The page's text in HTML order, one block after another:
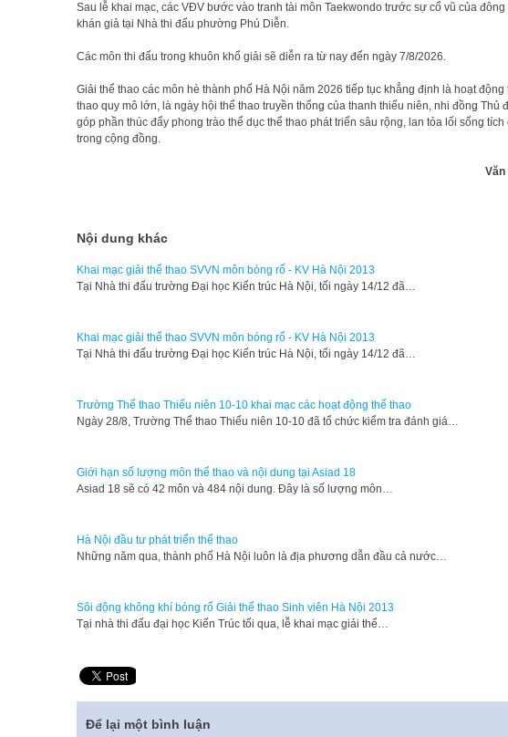
Sau lễ khai mạc, các VĐV bước vào tranh tài môn Taekwondo trước sự cổ vũ của đông
khán giả tại Nhà thi đấu phường Phú Diễn.
Các môn thi đấu trong khuôn khổ giải sẽ diễn ra từ nay đến ngày 7/8/2026.
Giải thể thao các môn hè thành phố Hà Nội năm 2026 tiếp tục khẳng định là hoạt động
thao quy mô lớn, là ngày hội thể thao truyền thống của thanh thiếu niên, nhi đồng Thủ
góp phần thúc đẩy phong trào thể dục thể thao phát triển sâu rộng, lan tỏa lối sống tích
trong cộng đồng.
Văn
Nội dung khác
Khai mạc giải thể thao SVVN môn bóng rổ - KV Hà Nội 2013
​Tại Nhà thi đấu trường Đại học Kiến trúc Hà Nội, tối ngày 14/12 đã…
Khai mạc giải thể thao SVVN môn bóng rổ - KV Hà Nội 2013
​Tại Nhà thi đấu trường Đại học Kiến trúc Hà Nội, tối ngày 14/12 đã…
Trường Thể thao Thiếu niên 10-10 khai mạc các hoạt động thể thao
Ngày 28/8, Trường Thể thao Thiếu niên 10-10 đã tổ chức kiểm tra đánh giá…
Giới hạn số lượng môn thể thao và nội dung tại Asiad 18
Asiad 18 sẽ có 42 môn và 484 nội dung. Đây là số lượng môn…
Hà Nội đầu tư phát triển thể thao
Những năm qua, thành phố Hà Nội luôn là địa phương dẫn đầu cả nước…
Sôi động không khí bóng rổ Giải thể thao Sinh viên Hà Nội 2013
Tại nhà thi đấu đại học Kiến Trúc tối qua, lễ khai mạc giải thể…
Để lại một bình luận